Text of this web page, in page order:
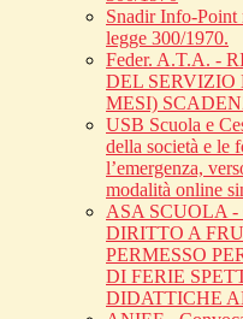
Snadir Info-Point
legge 300/1970.
Feder. A.T.A. -
DEL SERVIZIO
MESI)
USB Scuola e
della società e le
l’emergenza,
modalità online
ASA SCUOLA
DIRITTO A
PERMESSO
DI FERIE
DIDATTICHE